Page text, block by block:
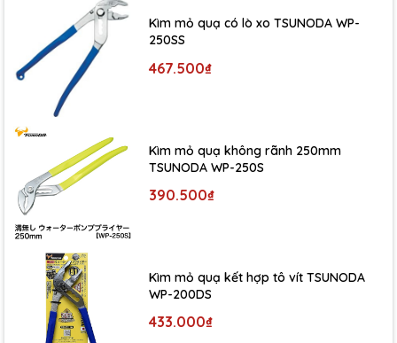
Kìm mỏ quạ có lò xo TSUNODA WP-
250SS
467.500₫
Kìm mỏ quạ không rãnh 250mm
TSUNODA WP-250S
390.500₫
Kìm mỏ quạ kết hợp tô vít TSUNODA
WP-200DS
433.000₫